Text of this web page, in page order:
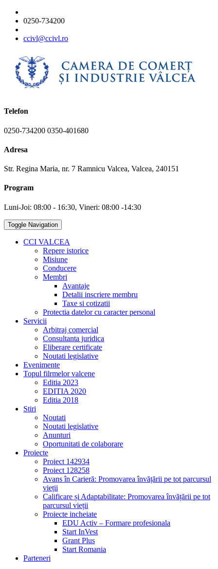
0250-734200
ccivl@ccivl.ro
Telefon
0250-734200 0350-401680
Adresa
Str. Regina Maria, nr. 7 Ramnicu Valcea, Valcea, 240151
Program
Luni-Joi: 08:00 - 16:30, Vineri: 08:00 -14:30
Toggle Navigation
CCI VALCEA
Repere istorice
Misiune
Conducere
Membri
Avantaje
Detalii inscriere membru
Taxe si cotizatii
Protectia datelor cu caracter personal
Servicii
Arbitraj comercial
Consultanta juridica
Eliberare certificate
Noutati legislative
Evenimente
Topul filrmelor valcene
Editia 2023
EDITIA 2020
Editia 2018
Stiri
Noutati
Noutati legislative
Anunturi
Oportunitati de colaborare
Proiecte
Proiect 142934
Proiect 128258
Avans în Carieră: Promovarea învățării pe tot parcursul
vieții
Calificare și Adaptabilitate: Promovarea învățării pe tot
parcursul vieții
Proiecte incheiate
EDU Activ – Formare profesionala
Start InVest
Grant Plus
Start Romania
Parteneri